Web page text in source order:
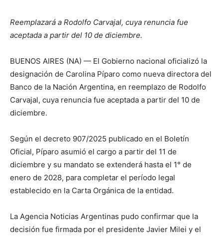
Reemplazará a Rodolfo Carvajal, cuya renuncia fue
aceptada a partir del 10 de diciembre.
BUENOS AIRES (NA) — El Gobierno nacional oficializó la
designación de Carolina Píparo como nueva directora del
Banco de la Nación Argentina, en reemplazo de Rodolfo
Carvajal, cuya renuncia fue aceptada a partir del 10 de
diciembre.
Según el decreto 907/2025 publicado en el Boletín
Oficial, Píparo asumió el cargo a partir del 11 de
diciembre y su mandato se extenderá hasta el 1° de
enero de 2028, para completar el período legal
establecido en la Carta Orgánica de la entidad.
La Agencia Noticias Argentinas pudo confirmar que la
decisión fue firmada por el presidente Javier Milei y el